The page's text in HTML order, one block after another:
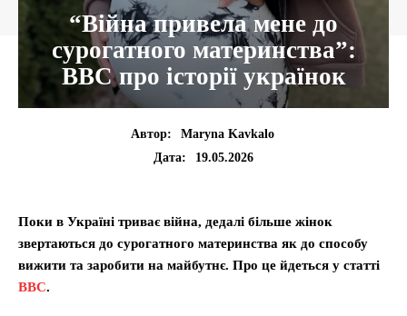
“Війна привела мене до
сурогатного материнства”:
ВВС про історії українок
Автор:
Maryna Kavkalo
Дата:
19.05.2026
Поки в Україні триває війна, дедалі більше жінок
звертаються до сурогатного материнства як до способу
вижити та заробити на майбутнє. Про це йдеться у статті
ВВС.